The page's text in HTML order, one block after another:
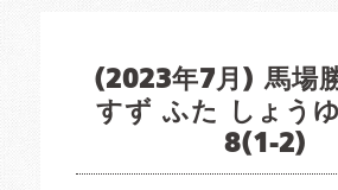
(2023年7月) 馬場
すず ふた しょう
8(1-2)